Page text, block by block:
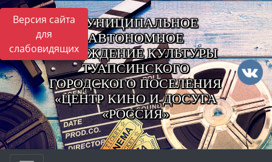
Версия сайта
для
слабовидящих
МУНИЦИПАЛЬНОЕ
АВТОНОМНОЕ
УЧРЕЖДЕНИЕ КУЛЬТУРЫ
ТУАПСИНСКОГО
ГОРОДСКОГО ПОСЕЛЕНИЯ
«ЦЕНТР КИНО И ДОСУГА
«РОССИЯ»